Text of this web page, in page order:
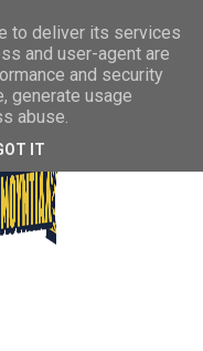
to deliver its services
and user-agent are
and security
generate usage
abuse.
IT